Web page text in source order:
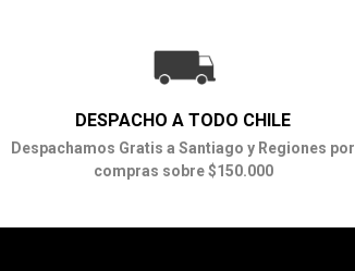
DESPACHO A TODO CHILE
Despachamos Gratis a Santiago y Regiones por
compras sobre $150.000